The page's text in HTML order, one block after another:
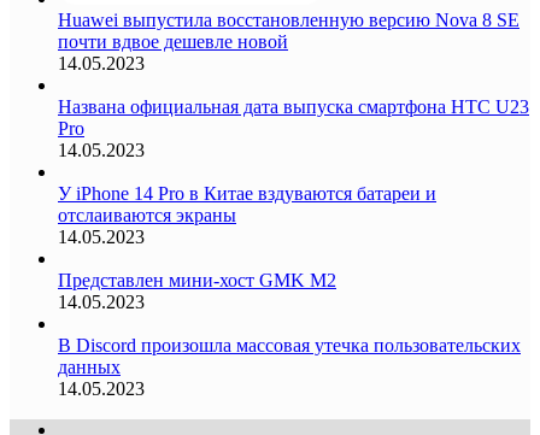
Huawei выпустила восстановленную версию Nova 8 SE
почти вдвое дешевле новой
14.05.2023
Названа официальная дата выпуска смартфона HTC U23
Pro
14.05.2023
У iPhone 14 Pro в Китае вздуваются батареи и
отслаиваются экраны
14.05.2023
Представлен мини-хост GMK M2
14.05.2023
В Discord произошла массовая утечка пользовательских
данных
14.05.2023